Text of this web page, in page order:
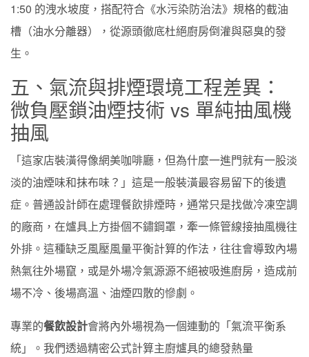
1:50 的洩水坡度，搭配符合《水污染防治法》規格的截油
槽（油水分離器），從源頭徹底杜絕廚房倒灌與惡臭的發
生。
五、氣流與排煙環境工程差異：
微負壓鎖油煙技術 vs 單純抽風機
抽風
「這家店裝潢得像網美咖啡廳，但為什麼一進門就有一股淡
淡的油煙味和抹布味？」這是一般裝潢最容易留下的後遺
症。普通設計師在處理餐飲排煙時，通常只是找做冷凍空調
的廠商，在爐具上方掛個不鏽鋼罩，牽一條管線接抽風機往
外排。這種缺乏風壓風量平衡計算的作法，往往會導致內場
熱氣往外場竄，或是外場冷氣源源不絕被吸進廚房，造成前
場不冷、後場高溫、油煙四散的慘劇。
專業的餐飲設計會將內外場視為一個連動的「氣流平衡系
統」。我們透過精密公式計算主廚爐具的總發熱量